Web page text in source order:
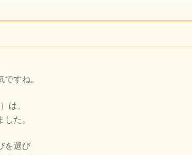
すね。
は、
た。
を選び